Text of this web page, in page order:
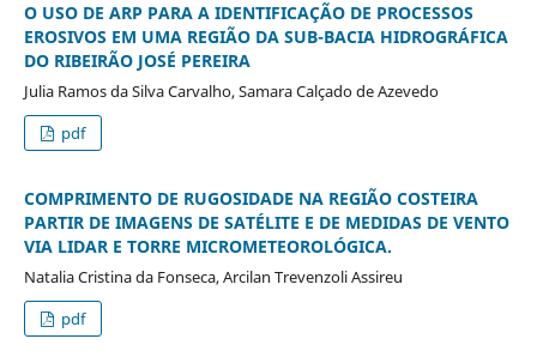
O USO DE ARP PARA A IDENTIFICAÇÃO DE PROCESSOS
EROSIVOS EM UMA REGIÃO DA SUB-BACIA HIDROGRÁFICA
DO RIBEIRÃO JOSÉ PEREIRA
Julia Ramos da Silva Carvalho, Samara Calçado de Azevedo
pdf
COMPRIMENTO DE RUGOSIDADE NA REGIÃO COSTEIRA
PARTIR DE IMAGENS DE SATÉLITE E DE MEDIDAS DE VENTO
VIA LIDAR E TORRE MICROMETEOROLÓGICA.
Natalia Cristina da Fonseca, Arcilan Trevenzoli Assireu
pdf